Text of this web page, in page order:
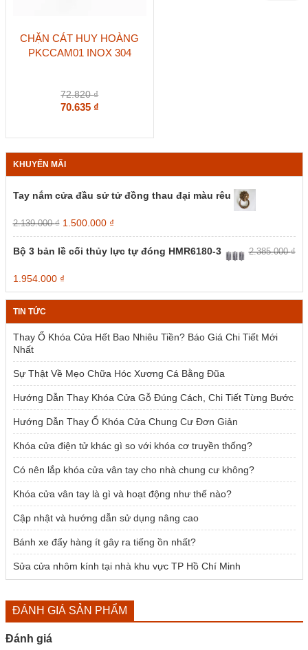
CHẶN CÁT HUY HOÀNG
PKCCAM01 INOX 304
72.820₫
70.635 ₫
KHUYẾN MÃI
Tay nắm cửa đầu sử tử đồng thau đại màu rêu
2.139.000₫ Giá
gốc
là:
2.139.000 ₫.
1.500.000 ₫Giá
hiện
là:
Bộ 3 bản lề cối thủy lực tự đóng HMR6180-3 2.385.000₫
Giá
gốc
là:
2.385.000 ₫.
1.954.000 ₫Giá
hiện
tại
1.954.000 ₫.
TIN TỨC
Thay Ổ Khóa Cửa Hết Bao Nhiêu Tiền? Báo Giá Chi Tiết Mới
Nhất
Sự Thật Về Mẹo Chữa Hóc Xương Cá Bằng Đũa
Hướng Dẫn Thay Khóa Cửa Gỗ Đúng Cách, Chi Tiết Từng Bước
Hướng Dẫn Thay Ổ Khóa Cửa Chung Cư Đơn Giản
Khóa cửa điện tử khác gì so với khóa cơ truyền thống?
Có nên lắp khóa cửa vân tay cho nhà chung cư không?
Khóa cửa vân tay là gì và hoạt động như thế nào?
Cập nhật và hướng dẫn sử dụng nâng cao
Bánh xe đẩy hàng ít gây ra tiếng ồn nhất?
Sửa cửa nhôm kính tại nhà khu vực TP Hồ Chí Minh
ĐÁNH GIÁ SẢN PHẨM
Đánh giá